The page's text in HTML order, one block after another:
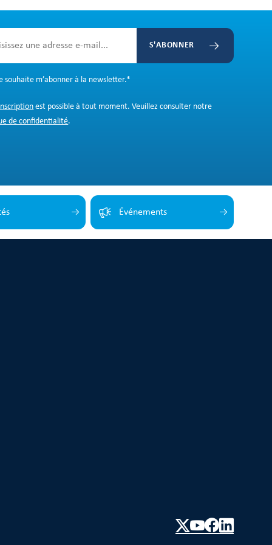
S'ABONNER
souhaite m’abonner à la newsletter.*
est possible à tout moment. Veuillez consulter notre
de confidentialité.
Événements